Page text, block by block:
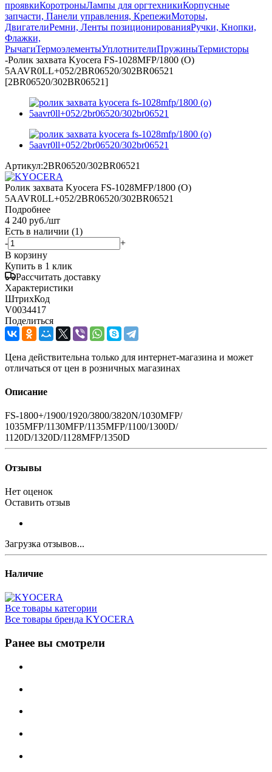
проявкиКоротроныЛампы для оргтехникиКорпусные
запчасти, Панели управления, КрепежиМоторы,
ДвигателиРемни, Ленты позиционированияРучки, Кнопки,
Флажки,
РычагиТермоэлементыУплотнителиПружиныТермисторы
-Ролик захвата Kyocera FS-1028MFP/1800 (О)
5AAVR0LL+052/2BR06520/302BR06521
[2BR06520/302BR06521]
Артикул:2BR06520/302BR06521
Ролик захвата Kyocera FS-1028MFP/1800 (О)
5AAVR0LL+052/2BR06520/302BR06521
Подробнее
4 240 руб./шт
Есть в наличии (1)
-
+
В корзину
Купить в 1 клик
Рассчитать доставку
Характеристики
ШтрихКод
V0034417
Поделиться
Цена действительна только для интернет-магазина и может
отличаться от цен в розничных магазинах
Описание
FS-1800+/1900/1920/3800/3820N/1030MFP/
1035MFP/1130MFP/1135MFP/1100/1300D/
1120D/1320D/1128MFP/1350D
Отзывы
Нет оценок
Оставить отзыв
Загрузка отзывов...
Наличие
Все товары категории
Все товары бренда KYOCERA
Ранее вы смотрели